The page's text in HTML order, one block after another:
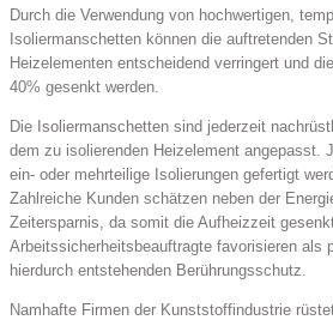
Durch die Verwendung von hochwertigen,
Isoliermanschetten können die auftretenden
Heizelementen entscheidend verringert und
40% gesenkt werden.
Die Isoliermanschetten sind jederzeit
dem zu isolierenden Heizelement angepasst.
ein- oder mehrteilige Isolierungen gefertigt
Zahlreiche Kunden schätzen neben der
Zeitersparnis, da somit die Aufheizzeit gesenkt
Arbeitssicherheitsbeauftragte favorisieren als
hierdurch entstehenden Berührungsschutz.
Namhafte Firmen der Kunststoffindustrie